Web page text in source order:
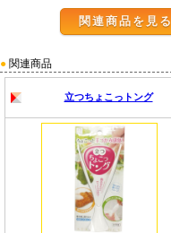
関連商品を見る
● 関連商品
立つちょこっトング